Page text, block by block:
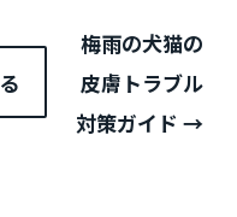
梅雨の犬猫の
皮膚トラブル
対策ガイド →